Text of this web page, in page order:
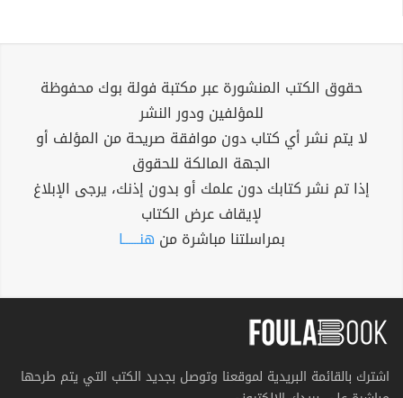
حقوق الكتب المنشورة عبر مكتبة فولة بوك محفوظة
للمؤلفين ودور النشر
لا يتم نشر أي كتاب دون موافقة صريحة من المؤلف أو
الجهة المالكة للحقوق
إذا تم نشر كتابك دون علمك أو بدون إذنك، يرجى الإبلاغ
لإيقاف عرض الكتاب
بمراسلتنا مباشرة من هنــــــا
اشترك بالقائمة البريدية لموقعنا وتوصل بجديد الكتب التي يتم طرحها